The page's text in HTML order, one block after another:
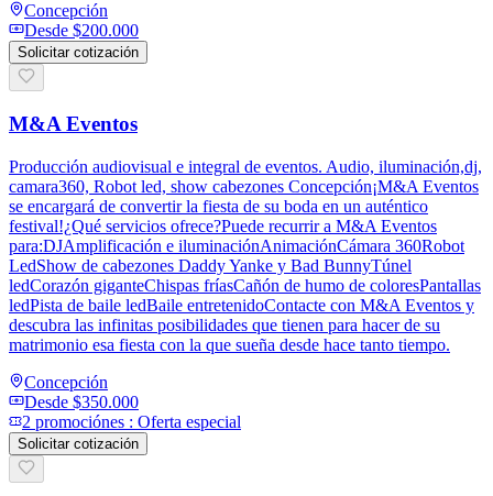
Concepción
Desde $200.000
Solicitar cotización
M&A Eventos
Producción audiovisual e integral de eventos. Audio, iluminación,dj,
camara360, Robot led, show cabezones Concepción¡M&A Eventos
se encargará de convertir la fiesta de su boda en un auténtico
festival!¿Qué servicios ofrece?Puede recurrir a M&A Eventos
para:DJAmplificación e iluminaciónAnimaciónCámara 360Robot
LedShow de cabezones Daddy Yanke y Bad BunnyTúnel
ledCorazón giganteChispas fríasCañón de humo de coloresPantallas
ledPista de baile ledBaile entretenidoContacte con M&A Eventos y
descubra las infinitas posibilidades que tienen para hacer de su
matrimonio esa fiesta con la que sueña desde hace tanto tiempo.
Concepción
Desde $350.000
2 promociónes : Oferta especial
Solicitar cotización